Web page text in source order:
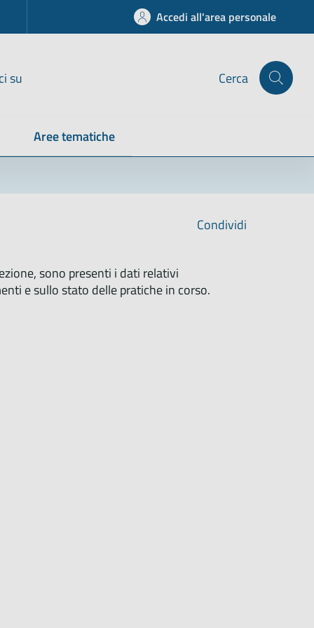
Accedi all'area personale
su Cerca
Aree tematiche
Condividi
sono presenti i dati relativi
e sullo stato delle pratiche in corso.